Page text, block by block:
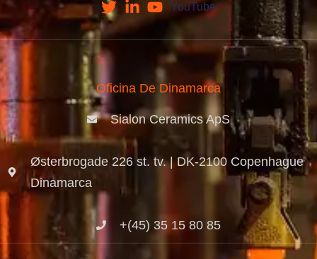
YouTube
Oficina De Dinamarca
Sialon Ceramics ApS
Østerbrogade 226 st. tv. | DK-2100 Copenhague
Dinamarca
+(45) 35 15 80 85